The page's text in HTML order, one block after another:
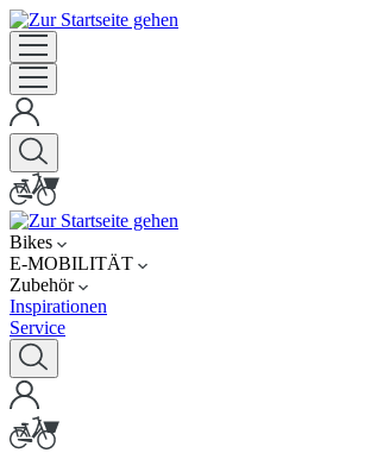
Bikes
E-MOBILITÄT
Zubehör
Inspirationen
Service